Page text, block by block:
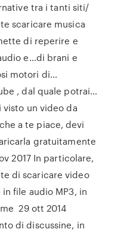
tra i tanti siti/
scaricare musica
di reperire e
e…di brani e
motori di…
, dal quale potrai…
visto un video da
a te piace, devi
gratuitamente
2017 In particolare,
di scaricare video
file audio MP3, in
29 ott 2014
di discussine, in